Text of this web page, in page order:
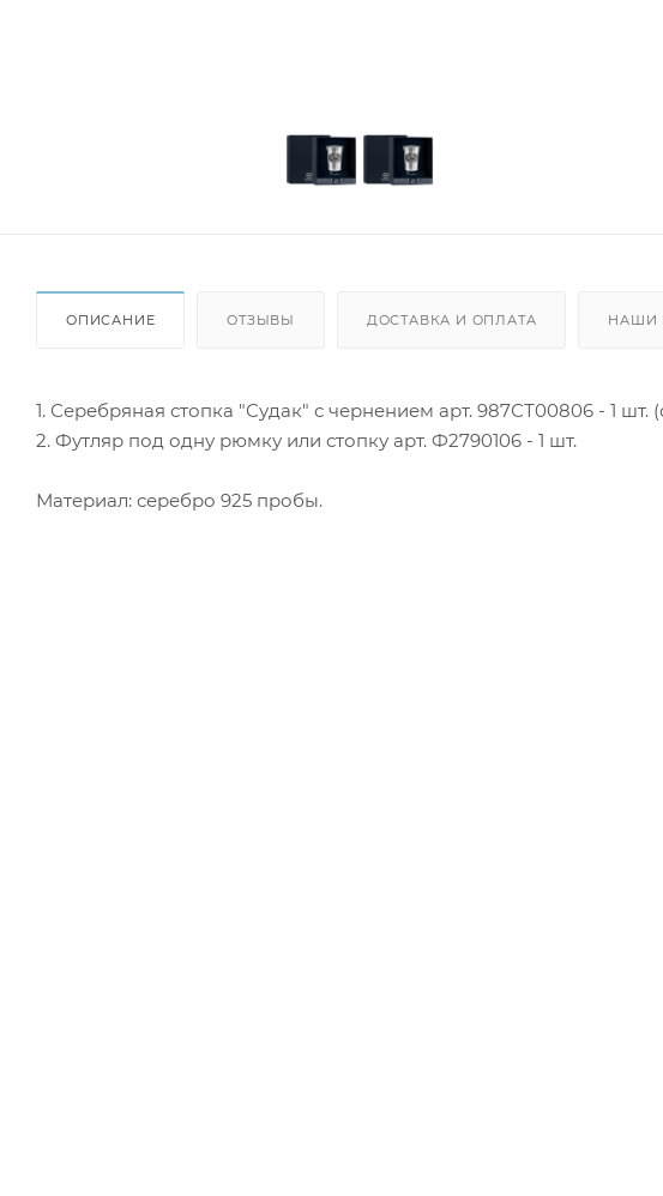
ОПИСАНИЕ ОТЗЫВЫ ДОСТАВКА И ОПЛАТА НАШИ
1. Серебряная стопка "Судак" с чернением арт. 987СТ00806 - 1
2. Футляр под одну рюмку или стопку арт. Ф2790106 - 1 шт.
Материал: серебро 925 пробы.